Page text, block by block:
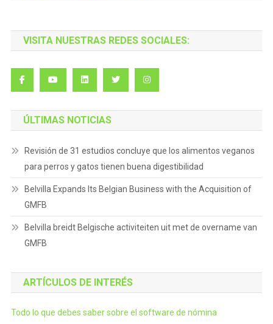
VISITA NUESTRAS REDES SOCIALES:
ÚLTIMAS NOTICIAS
Revisión de 31 estudios concluye que los alimentos veganos
para perros y gatos tienen buena digestibilidad
Belvilla Expands Its Belgian Business with the Acquisition of
GMFB
Belvilla breidt Belgische activiteiten uit met de overname van
GMFB
ARTÍCULOS DE INTERÉS
Todo lo que debes saber sobre el software de nómina